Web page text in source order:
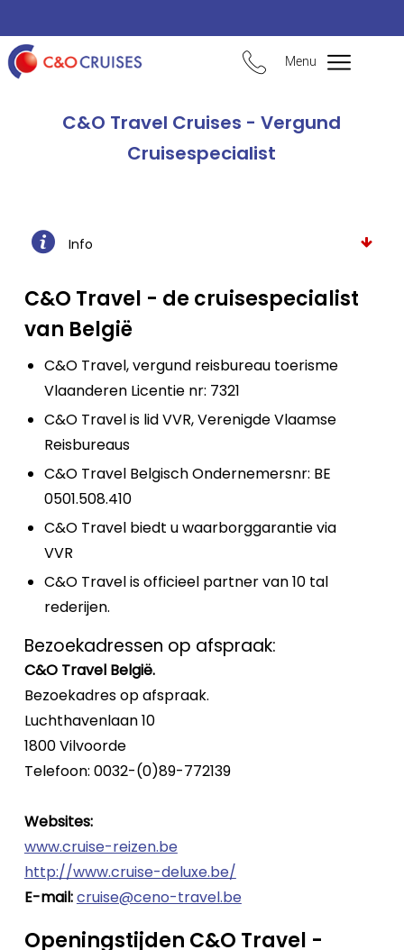
Menu
C&O Travel Cruises - Vergund
Cruisespecialist
Info
C&O Travel - de cruisespecialist
van België
C&O Travel, vergund reisbureau toerisme
Vlaanderen Licentie nr: 7321
C&O Travel is lid VVR, Verenigde Vlaamse
Reisbureaus
C&O Travel Belgisch Ondernemersnr: BE
0501.508.410
C&O Travel biedt u waarborggarantie via
VVR
C&O Travel is officieel partner van 10 tal
rederijen.
Bezoekadressen op afspraak:
C&O Travel België.
Bezoekadres op afspraak.
Luchthavenlaan 10
1800 Vilvoorde
Telefoon: 0032-(0)89-772139
Websites:
www.cruise-reizen.be
http://www.cruise-deluxe.be/
E-mail:cruise@ceno-travel.be
Openingstijden C&O Travel -